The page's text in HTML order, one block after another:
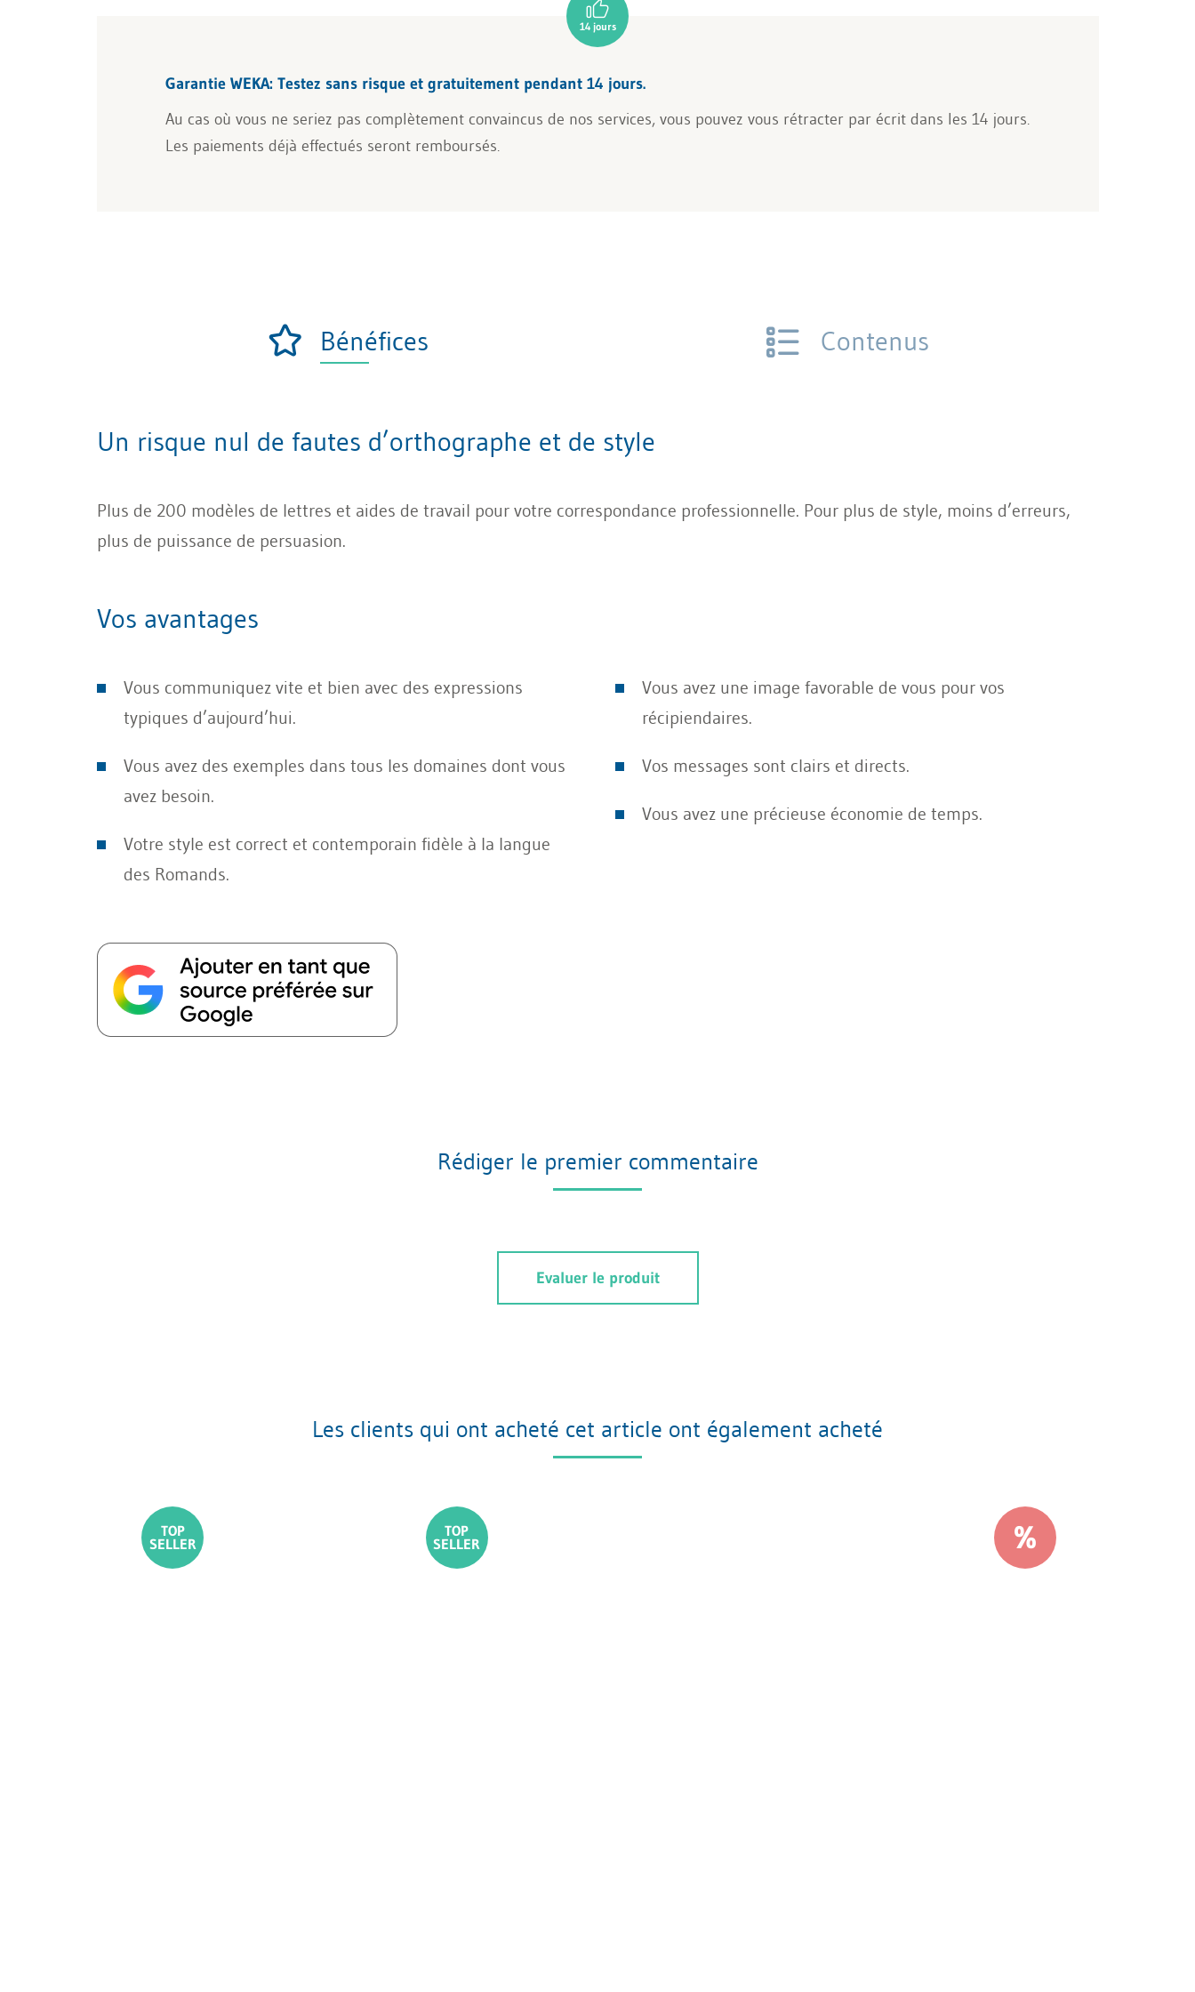
Garantie WEKA: Testez sans risque et gratuitement pendant 14 jours.
Au cas où vous ne seriez pas complètement convaincus de nos services, vous pouvez vous rétracter par écrit dans les 14 jours.
Les paiements déjà effectués seront remboursés.
Bénéfices Contenus
Un risque nul de fautes d’orthographe et de style
Plus de 200 modèles de lettres et aides de travail pour votre correspondance professionnelle. Pour plus de style, moins d’erreurs,
plus de puissance de persuasion.
Vos avantages
Vous communiquez vite et bien avec des expressions
typiques d’aujourd’hui.
Vous avez des exemples dans tous les domaines dont vous
avez besoin.
Votre style est correct et contemporain fidèle à la langue
des Romands.
Vous avez une image favorable de vous pour vos
récipiendaires.
Vos messages sont clairs et directs.
Vous avez une précieuse économie de temps.
Rédiger le premier commentaire
Evaluer le produit
Les clients qui ont acheté cet article ont également acheté